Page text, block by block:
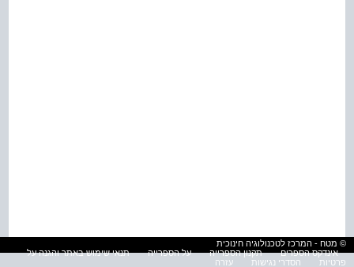
© מטח - המרכז לטכנולוגיה חינוכית
אינדקס הספרים
תקנון הספרייה על הספרייה
תנאי שימוש באתר והגנה על
פרטיות
הסדרי נגישות עזרה